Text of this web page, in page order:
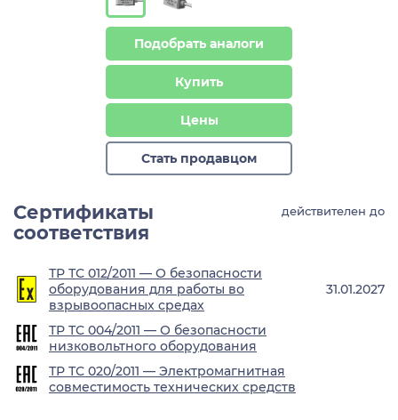
Подобрать аналоги
Купить
Цены
Стать продавцом
Сертификаты
соответствия
действителен до
ТР ТС 012/2011 — О безопасности
оборудования для работы во
взрывоопасных средах
31.01.2027
ТР ТС 004/2011 — О безопасности
низковольтного оборудования
ТР ТС 020/2011 — Электромагнитная
совместимость технических средств